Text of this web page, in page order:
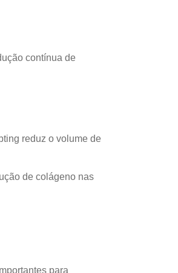
contínua de
reduz o volume de
de colágeno nas
para